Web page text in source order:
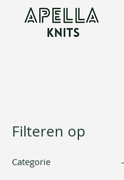
Filteren op
Categorie